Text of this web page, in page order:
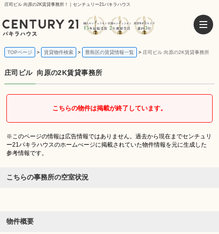
庄司ビル 向原の2K賃貸事務所！｜センチュリー21パキラハウス
TOPページ 賃貸物件検索 豊島区の賃貸情報一覧 庄司ビル 向原の2K賃貸事務所
庄司ビル 向原の2K賃貸事務所
こちらの物件は掲載が終了しています。
※このページの情報は広告情報ではありません。過去から現在までセンチュリ
ー21パキラハウスのホームぺージに掲載されていた物件情報を元に生成した
参考情報です。
こちらの事務所の空室状況
物件概要